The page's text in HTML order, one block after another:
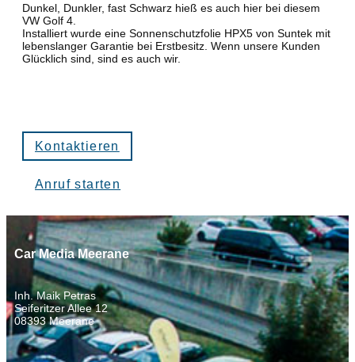
Dunkel, Dunkler, fast Schwarz hieß es auch hier bei diesem
VW Golf 4.
Installiert wurde eine Sonnenschutzfolie HPX5 von Suntek mit
lebenslanger Garantie bei Erstbesitz. Wenn unsere Kunden
Glücklich sind, sind es auch wir.
Kontaktieren
Anruf starten
Car Media Meerane
Inh. Maik Petras
Seiferitzer Allee 12
08393 Meerane